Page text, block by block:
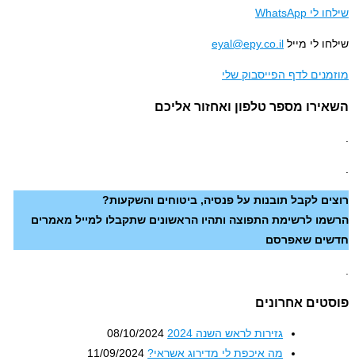
eyal@epy.co.il
הפייסבוק שלי
טלפון ואחזור אליכם
תובנות על פנסיה, ביטוחים והשקעות?
התפוצה ותהיו הראשונים שתקבלו למייל מאמרים
גזירות לראש השנה 2024
08/10/2024
מה איכפת לי מדירוג אשראי? 11/09/2024